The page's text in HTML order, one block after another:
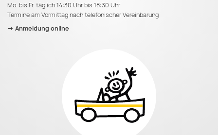
Mo. bis Fr. täglich 14:30 Uhr bis 18:30 Uhr
Termine am Vormittag nach telefonischer Vereinbarung
-> Anmeldung online